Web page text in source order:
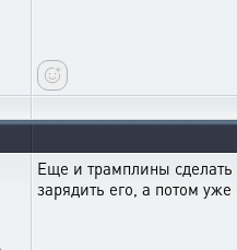
Еще и трамплины
зарядить его, а потом